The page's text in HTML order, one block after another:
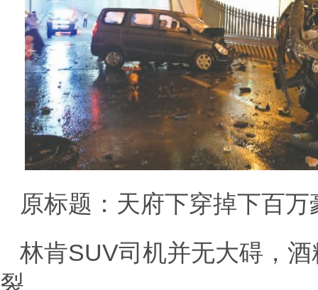
原标题：天府下穿掉下百
林肯SUV司机并无大碍，
裂